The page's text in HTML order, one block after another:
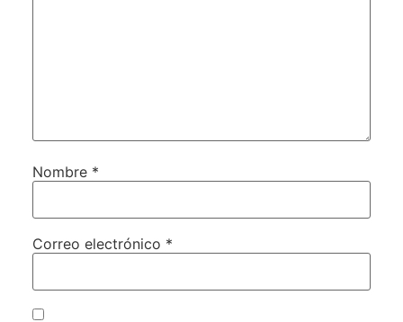
Nombre *
Correo electrónico *